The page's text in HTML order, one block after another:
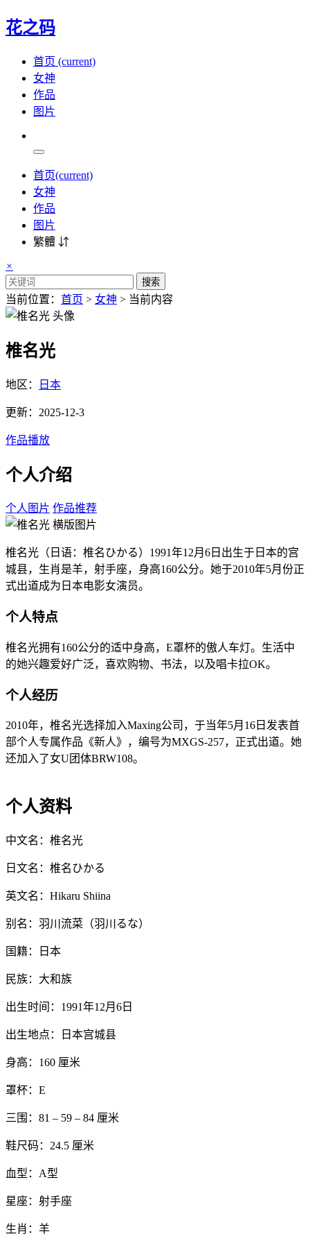
花之码
首页 (current)
女神
作品
图片
首页(current)
女神
作品
图片
繁體 ⇵
×
搜索
当前位置： 首页 > 女神 > 当前内容
椎名光
地区： 日本
更新：2025-12-3
作品播放
个人介绍
个人图片 作品推荐
椎名光（日语：椎名ひかる）1991年12月6日出生于日本的宫
城县，生肖是羊，射手座，身高160公分。她于2010年5月份正
式出道成为日本电影女演员。
个人特点
椎名光拥有160公分的适中身高，E罩杯的傲人车灯。生活中
的她兴趣爱好广泛，喜欢购物、书法，以及唱卡拉OK。
个人经历
2010年，椎名光选择加入Maxing公司，于当年5月16日发表首
部个人专属作品《新人》，编号为MXGS-257，正式出道。她
还加入了女U团体BRW108。
个人资料
中文名：椎名光
日文名：椎名ひかる
英文名：Hikaru Shiina
别名：羽川流菜（羽川るな）
国籍：日本
民族：大和族
出生时间：1991年12月6日
出生地点：日本宫城县
身高：160 厘米
罩杯：E
三围：81 – 59 – 84 厘米
鞋尺码：24.5 厘米
血型：A型
星座：射手座
生肖：羊